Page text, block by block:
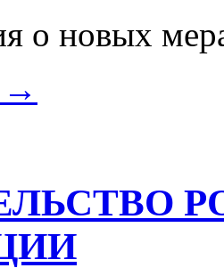
о новых
→